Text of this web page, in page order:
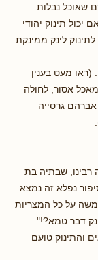
שאוכל נבלות
תינוק יהודי
לינק ממינקת
(ראו מעט בענין
אסור, לחולה
גרסייה
רבינו, שבתיה בת
נפלא זה נמצא
על כל המצריות
דבר טמא?!".
והתינוק טועם